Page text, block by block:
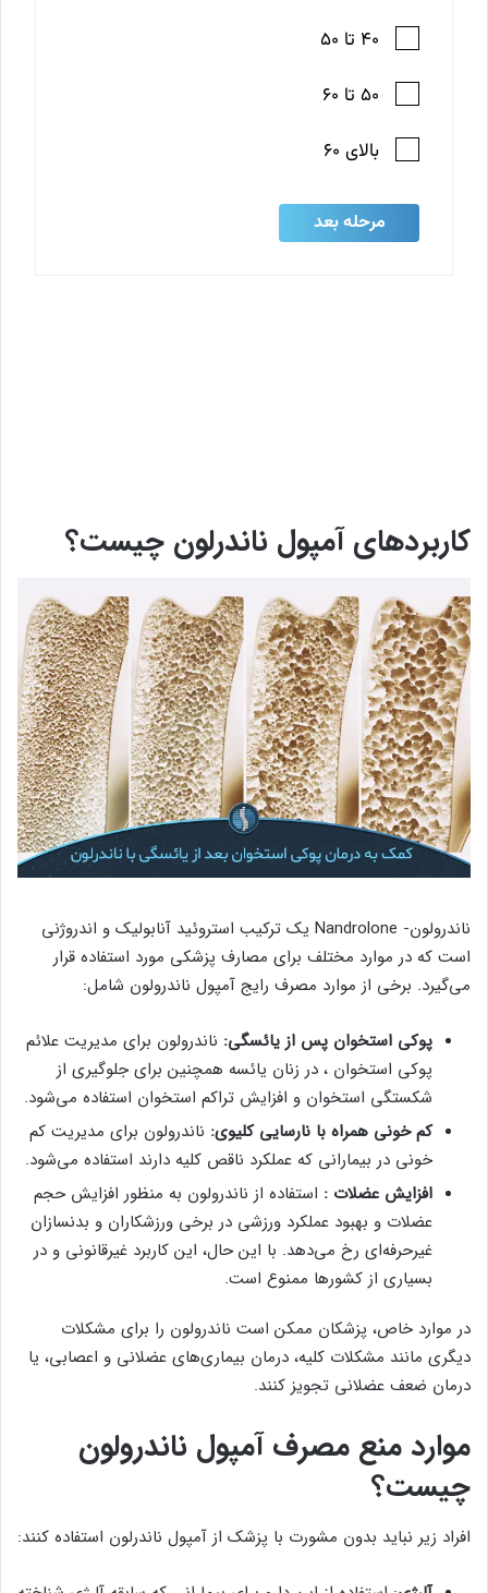
کاربردهای آمپول ناندرلون چیست؟
ناندرولون- Nandrolone یک ترکیب استروئید آنابولیک و اندروژنی
است که در موارد مختلف برای مصارف پزشکی مورد استفاده قرار
می‌گیرد. برخی از موارد مصرف رایج آمپول ناندرولون شامل:
پوکی استخوان پس از یائسگی: ناندرولون برای مدیریت علائم
پوکی استخوان ، در زنان یائسه همچنین برای جلوگیری از
شکستگی استخوان و افزایش تراکم استخوان استفاده می‌شود.
کم خونی همراه با نارسایی کلیوی: ناندرولون برای مدیریت کم
خونی در بیمارانی که عملکرد ناقص کلیه دارند استفاده می‌شود.
افزایش عضلات : استفاده از ناندرولون به منظور افزایش حجم
عضلات و بهبود عملکرد ورزشی در برخی ورزشکاران و بدنسازان
غیرحرفه‌ای رخ می‌دهد. با این حال، این کاربرد غیرقانونی و در
بسیاری از کشورها ممنوع است.
در موارد خاص، پزشکان ممکن است ناندرولون را برای مشکلات
دیگری مانند مشکلات کلیه، درمان بیماری‌های عضلانی و اعصابی، یا
درمان ضعف عضلانی تجویز کنند.
موارد منع مصرف آمپول ناندرولون
چیست؟
افراد زیر نباید بدون مشورت با پزشک از آمپول ناندرلون استفاده کنند: